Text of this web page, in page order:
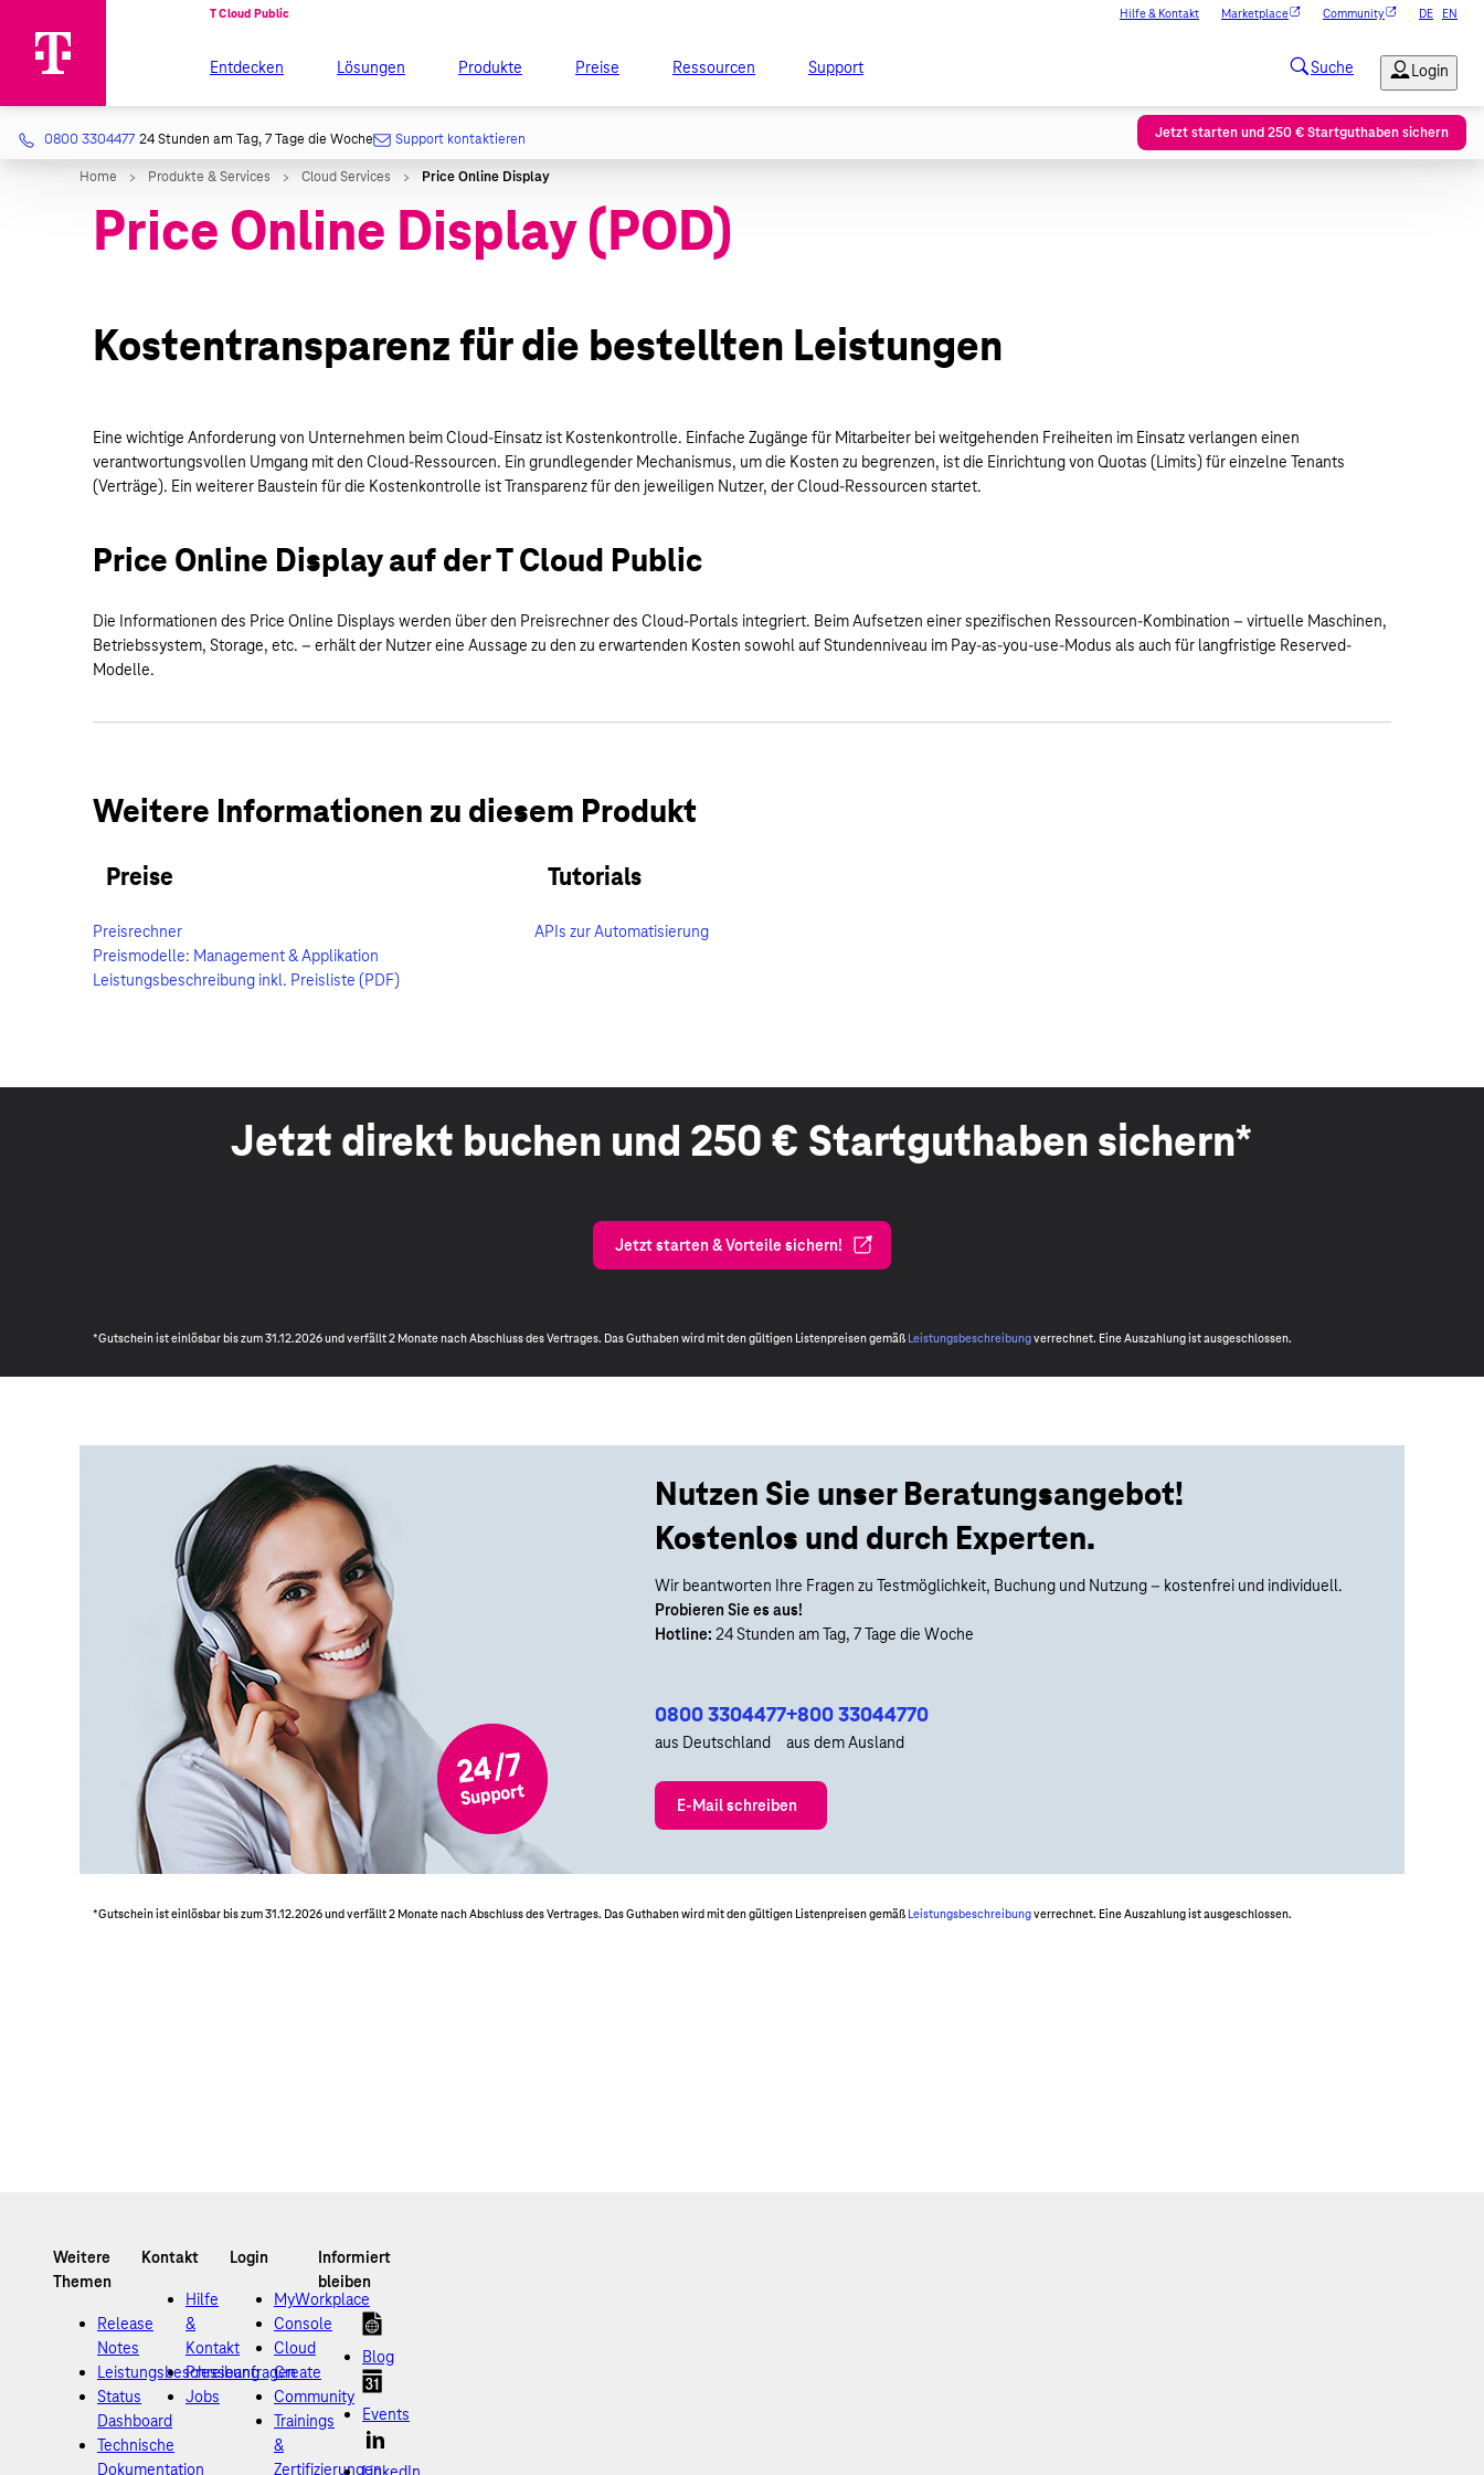
Hilfe & Kontakt Marketplace Community DE EN
Entdecken Lösungen Produkte Preise Ressourcen Support
0800 3304477 24 Stunden am Tag, 7 Tage die Woche Support kontaktieren Jetzt starten und 250 € Startguthaben sichern
Price Online Display (POD)
Kostentransparenz für die bestellten Leistungen
Eine wichtige Anforderung von Unternehmen beim Cloud-Einsatz ist Kostenkontrolle. Einfache Zugänge für Mitarbeiter bei weitgehenden Freiheiten im Einsatz verlangen einen
verantwortungsvollen Umgang mit den Cloud-Ressourcen. Ein grundlegender Mechanismus, um die Kosten zu begrenzen, ist die Einrichtung von Quotas (Limits) für einzelne Tenants
(Verträge). Ein weiterer Baustein für die Kostenkontrolle ist Transparenz für den jeweiligen Nutzer, der Cloud-Ressourcen startet.
Price Online Display auf der T Cloud Public
Die Informationen des Price Online Displays werden über den Preisrechner des Cloud-Portals integriert. Beim Aufsetzen einer spezifischen Ressourcen-Kombination – virtuelle Maschinen,
Betriebssystem, Storage, etc. – erhält der Nutzer eine Aussage zu den zu erwartenden Kosten sowohl auf Stundenniveau im Pay-as-you-use-Modus als auch für langfristige Reserved-
Modelle.
Weitere Informationen zu diesem Produkt
Preise
Preisrechner
Preismodelle: Management & Applikation
Leistungsbeschreibung inkl. Preisliste (PDF)
Tutorials
APIs zur Automatisierung
Jetzt direkt buchen und 250 € Startguthaben sichern*
Jetzt starten & Vorteile sichern!
*Gutschein ist einlösbar bis zum 31.12.2026 und verfällt 2 Monate nach Abschluss des Vertrages. Das Guthaben wird mit den gültigen Listenpreisen gemäß Leistungsbeschreibungverrechnet. Eine Auszahlung ist ausgeschlossen.
Nutzen Sie unser Beratungsangebot!
Kostenlos und durch Experten.
Wir beantworten Ihre Fragen zu Testmöglichkeit, Buchung und Nutzung – kostenfrei und individuell.
Probieren Sie es aus!
Hotline: 24 Stunden am Tag, 7 Tage die Woche
0800 3304477
aus Deutschland
+800 33044770
aus dem Ausland
E-Mail schreiben
*Gutschein ist einlösbar bis zum 31.12.2026 und verfällt 2 Monate nach Abschluss des Vertrages. Das Guthaben wird mit den gültigen Listenpreisen gemäß Leistungsbeschreibungverrechnet. Eine Auszahlung ist ausgeschlossen.
Release
Notes
Leistungsbeschreibung
Status
Dashboard
Technische
Dokumentation
Hilfe
&
Kontakt
Presseanfragen
Jobs
MyWorkplace
Console
Cloud
Create
Community
Trainings
&
Zertifizierungen
Blog
Events